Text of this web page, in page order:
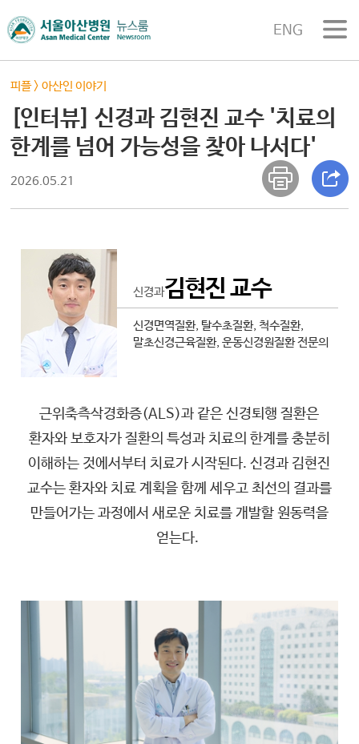
ENG
피플>아산인 이야기
[인터뷰] 신경과 김현진 교수 '치료의
한계를 넘어 가능성을 찾아 나서다'
2026.05.21
신경과김현진 교수
신경면역질환, 탈수초질환, 척수질환,
말초신경근육질환, 운동신경원질환 전문의
근위축측삭경화증(ALS)과 같은 신경퇴행 질환은
환자와 보호자가 질환의 특성과 치료의 한계를 충분히
이해하는 것에서부터 치료가 시작된다. 신경과 김현진
교수는 환자와 치료 계획을 함께 세우고 최선의 결과를
만들어가는 과정에서 새로운 치료를 개발할 원동력을
얻는다.